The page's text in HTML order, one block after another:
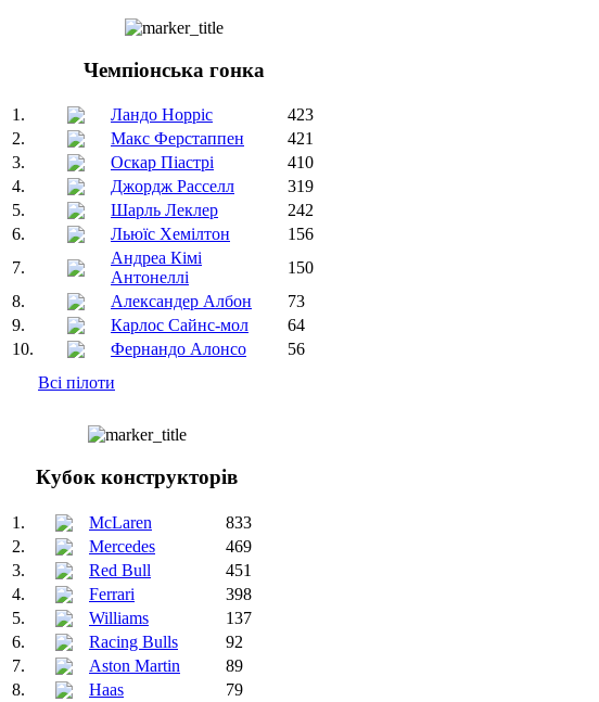
Чемпіонська гонка
1. Ландо Норріс
423
2.
Макс Ферстаппен
421
3.
Оскар Піастрі
410
4.
Джордж Расселл
319
5.
Шарль Леклер
242
6.
Льюїс Хемілтон
156
7.
Андреа Кімі
Антонеллі
150
8.
Александер Албон
73
9.
Карлос Сайнс-мол
64
10.
Фернандо Алонсо
56
Всі пілоти
Кубок конструкторів
1. McLaren
833
2.
Mercedes
469
3.
Red Bull
451
4.
Ferrari
398
5.
Williams
137
6.
Racing Bulls
92
7.
Aston Martin
89
8.
Haas
79